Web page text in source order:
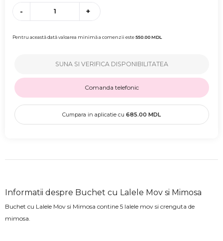
- +
Pentru această dată valoarea minimă a comenzii este550.00MDL
SUNA SI VERIFICA DISPONIBILITATEA
Comanda telefonic
Cumpara in aplicatie cu 685.00 MDL
Informatii despre Buchet cu Lalele Mov si Mimosa
Buchet cu Lalele Mov si Mimosa contine 5 lalele mov si crenguta de
mimosa.